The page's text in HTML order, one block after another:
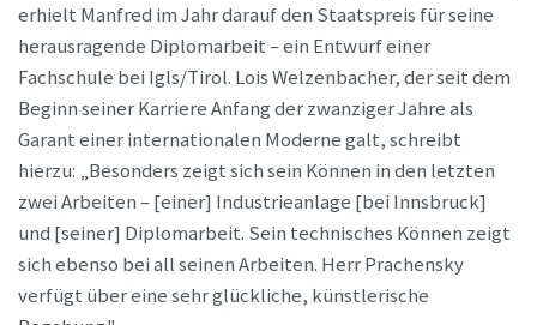
erhielt Manfred im Jahr darauf den Staatspreis für seine
herausragende Diplomarbeit – ein Entwurf einer
Fachschule bei Igls/Tirol. Lois Welzenbacher, der seit dem
Beginn seiner Karriere Anfang der zwanziger Jahre als
Garant einer internationalen Moderne galt, schreibt
hierzu: „Besonders zeigt sich sein Können in den letzten
zwei Arbeiten – [einer] Industrieanlage [bei Innsbruck]
und [seiner] Diplomarbeit. Sein technisches Können zeigt
sich ebenso bei all seinen Arbeiten. Herr Prachensky
verfügt über eine sehr glückliche, künstlerische